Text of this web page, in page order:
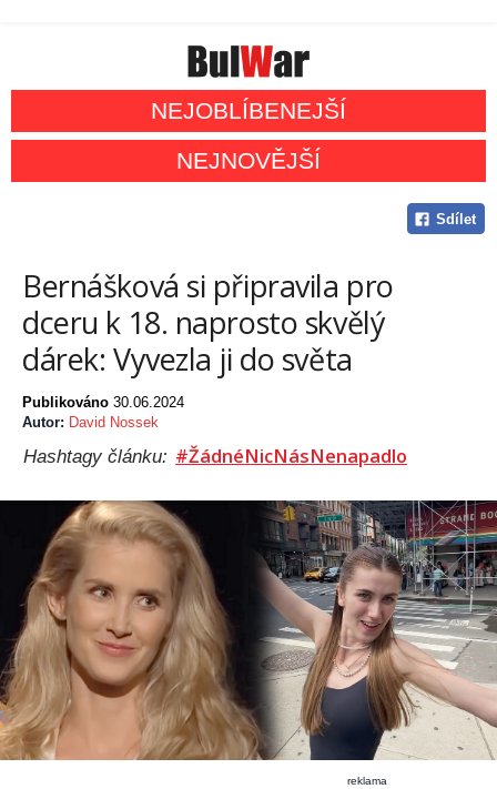
NEJOBLÍBENEJŠÍ
NEJNOVĚJŠÍ
Sdílet
Bernášková si připravila pro
dceru k 18. naprosto skvělý
dárek: Vyvezla ji do světa
Publikováno 30.06.2024
Autor: David Nossek
Hashtagy článku: #ŽádnéNicNásNenapadlo
reklama